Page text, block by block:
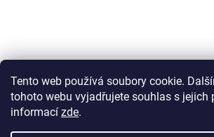
Tento web používá soubory cookie.
tohoto webu vyjadřujete souhlas s jejich
informací zde.
Obchodní podmínky